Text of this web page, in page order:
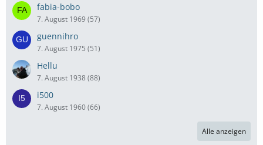
fabia-bobo
7. August 1969 (57)
guennihro
7. August 1975 (51)
Hellu
7. August 1938 (88)
i500
7. August 1960 (66)
Alle anzeigen